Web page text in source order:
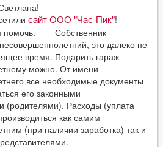
сайт ООО "Час-Пик"!
помочь. Собственник
это далеко не
время. Подарить гараж
можно. От имени
все необходимые документы
его законными
(родителями). Расходы (уплата
как самим
(при наличии заработка) так и